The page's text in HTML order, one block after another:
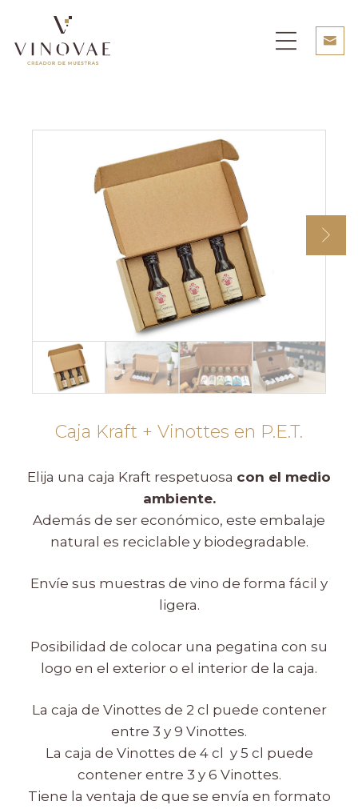
Caja Kraft + Vinottes en P.E.T.
Elija una caja Kraft respetuosa con el medio
ambiente.
Además de ser económico, este embalaje
natural es reciclable y biodegradable.
Envíe sus muestras de vino de forma fácil y
ligera.
Posibilidad de colocar una pegatina con su
logo en el exterior o el interior de la caja.
La caja de Vinottes de 2 cl puede contener
entre 3 y 9 Vinottes.
La caja de Vinottes de 4 cl y 5 cl puede
contener entre 3 y 6 Vinottes.
Tiene la ventaja de que se envía en formato